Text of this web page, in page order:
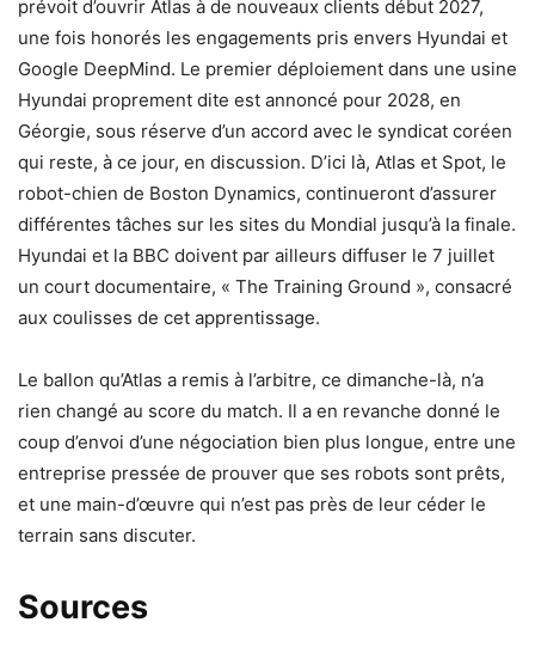
prévoit d’ouvrir Atlas à de nouveaux clients début 2027,
une fois honorés les engagements pris envers Hyundai et
Google DeepMind. Le premier déploiement dans une usine
Hyundai proprement dite est annoncé pour 2028, en
Géorgie, sous réserve d’un accord avec le syndicat coréen
qui reste, à ce jour, en discussion. D’ici là, Atlas et Spot, le
robot-chien de Boston Dynamics, continueront d’assurer
différentes tâches sur les sites du Mondial jusqu’à la finale.
Hyundai et la BBC doivent par ailleurs diffuser le 7 juillet
un court documentaire, « The Training Ground », consacré
aux coulisses de cet apprentissage.
Le ballon qu’Atlas a remis à l’arbitre, ce dimanche-là, n’a
rien changé au score du match. Il a en revanche donné le
coup d’envoi d’une négociation bien plus longue, entre une
entreprise pressée de prouver que ses robots sont prêts,
et une main-d’œuvre qui n’est pas près de leur céder le
terrain sans discuter.
Sources